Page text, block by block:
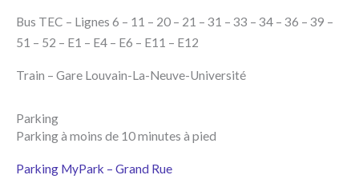
Bus TEC – Lignes 6 – 11 – 20 – 21 – 31 – 33 – 34 – 36 – 39 –
51 – 52 – E1 – E4 – E6 – E11 – E12
Train – Gare Louvain-La-Neuve-Université
Parking
Parking à moins de 10 minutes à pied
Parking MyPark – Grand Rue